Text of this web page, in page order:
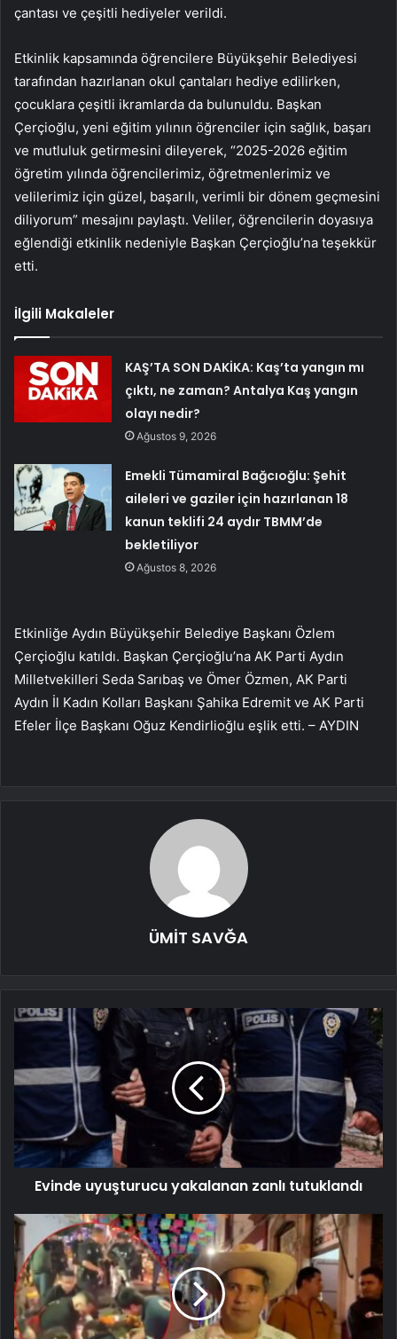
çantası ve çeşitli hediyeler verildi.
Etkinlik kapsamında öğrencilere Büyükşehir Belediyesi
tarafından hazırlanan okul çantaları hediye edilirken,
çocuklara çeşitli ikramlarda da bulunuldu. Başkan
Çerçioğlu, yeni eğitim yılının öğrenciler için sağlık, başarı
ve mutluluk getirmesini dileyerek, “2025-2026 eğitim
öğretim yılında öğrencilerimiz, öğretmenlerimiz ve
velilerimiz için güzel, başarılı, verimli bir dönem geçmesini
diliyorum” mesajını paylaştı. Veliler, öğrencilerin doyasıya
eğlendiği etkinlik nedeniyle Başkan Çerçioğlu’na teşekkür
etti.
İlgili Makaleler
KAŞ’TA SON DAKİKA: Kaş’ta yangın mı
çıktı, ne zaman? Antalya Kaş yangın
olayı nedir?
Ağustos 9, 2026
Emekli Tümamiral Bağcıoğlu: Şehit
aileleri ve gaziler için hazırlanan 18
kanun teklifi 24 aydır TBMM’de
bekletiliyor
Ağustos 8, 2026
Etkinliğe Aydın Büyükşehir Belediye Başkanı Özlem
Çerçioğlu katıldı. Başkan Çerçioğlu’na AK Parti Aydın
Milletvekilleri Seda Sarıbaş ve Ömer Özmen, AK Parti
Aydın İl Kadın Kolları Başkanı Şahika Edremit ve AK Parti
Efeler İlçe Başkanı Oğuz Kendirlioğlu eşlik etti. – AYDIN
ÜMİT SAVĞA
Evinde uyuşturucu yakalanan zanlı tutuklandı